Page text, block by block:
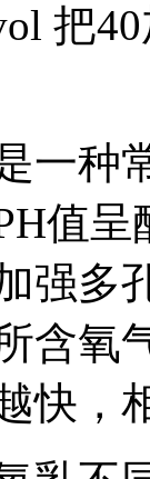
把
一种
值
强多
含氧
快，